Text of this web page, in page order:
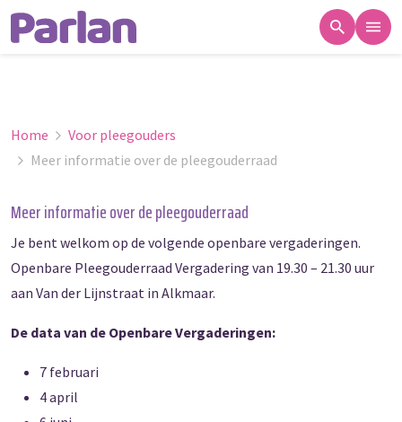
Home
Voor pleegouders
Meer informatie over de pleegouderraad
Meer informatie over de pleegouderraad
Je bent welkom op de volgende openbare vergaderingen.
Openbare Pleegouderraad Vergadering van 19.30 – 21.30 uur
aan Van der Lijnstraat in Alkmaar.
De data van de Openbare Vergaderingen:
7 februari
4 april